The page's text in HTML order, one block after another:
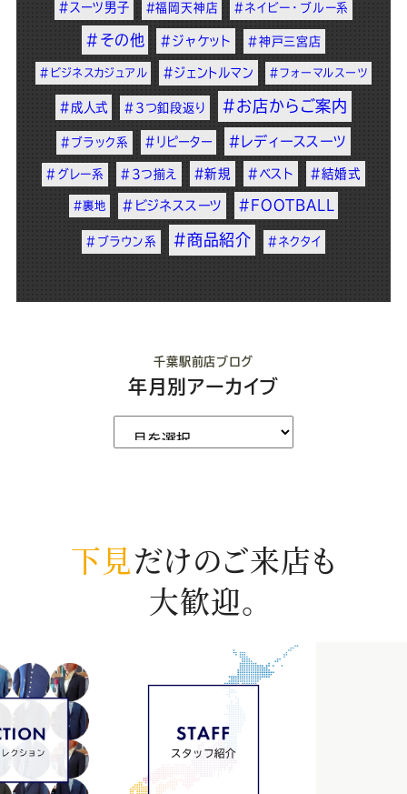
#スーツ男子 #福岡天神店 #ネイビー・ブルー系
#その他 #ジャケット #神戸三宮店
#ビジネスカジュアル #ジェントルマン #フォーマルスーツ
#成人式 #3つ釦段返り #お店からご案内
#ブラック系 #リピーター #レディーススーツ
#グレー系 #3つ揃え #新規 #ベスト #結婚式
#裏地 #ビジネススーツ #FOOTBALL
#ブラウン系 #商品紹介 #ネクタイ
千葉駅前店ブログ
年月別アーカイブ
下見だけのご来店も
大歓迎。